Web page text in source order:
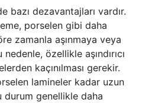
bazı dezavantajları vardır.
porselen gibi daha
zamanla aşınmaya veya
özellikle aşındırıcı
kaçınılması gerekir.
lamineler kadar uzun
genellikle daha